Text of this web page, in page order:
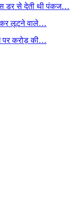
डर से देती थी पंकज…
देकर लूटने वाले…
पर करोड़ की…